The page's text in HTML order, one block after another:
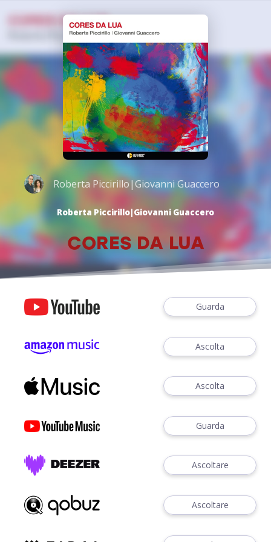
Roberta Piccirillo|Giovanni Guaccero
Roberta Piccirillo|Giovanni Guaccero
CORES DA LUA
Guarda
Ascolta
Ascolta
Guarda
Ascoltare
Ascoltare